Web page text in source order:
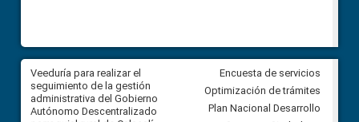
Veeduría para realizar el
seguimiento de la gestión
administrativa del Gobierno
Autónomo Descentralizado
Veeduría para vigilar los
derivados de la Audiencia
comunidad Urbina, parroquia
Encuesta de servicios
Optimización de trámites
Plan Nacional Desarrollo